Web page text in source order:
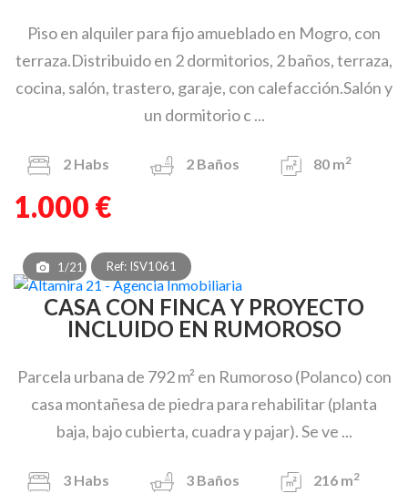
Piso en alquiler para fijo amueblado en Mogro, con
terraza.Distribuido en 2 dormitorios, 2 baños, terraza,
cocina, salón, trastero, garaje, con calefacción.Salón y
un dormitorio c ...
2 Habs 2 Baños 80 m2
1.000 €
1/21 Ref: ISV1061
CASA CON FINCA Y PROYECTO
INCLUIDO EN RUMOROSO
Parcela urbana de 792 m² en Rumoroso (Polanco) con
casa montañesa de piedra para rehabilitar (planta
baja, bajo cubierta, cuadra y pajar). Se ve ...
3 Habs 3 Baños 216 m2